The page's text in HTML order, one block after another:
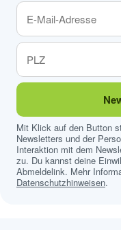
Mit Klick auf den Button
Newsletters und der
Interaktion mit dem
zu. Du kannst deine
Abmeldelink. Mehr
Datenschutzhinweisen.